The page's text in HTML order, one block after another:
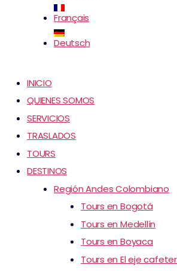
Français
Deutsch
INICIO
QUIENES SOMOS
SERVICIOS
TRASLADOS
TOURS
DESTINOS
Región Andes Colombiano
Tours en Bogotá
Tours en Medellín
Tours en Boyaca
Tours en El eje